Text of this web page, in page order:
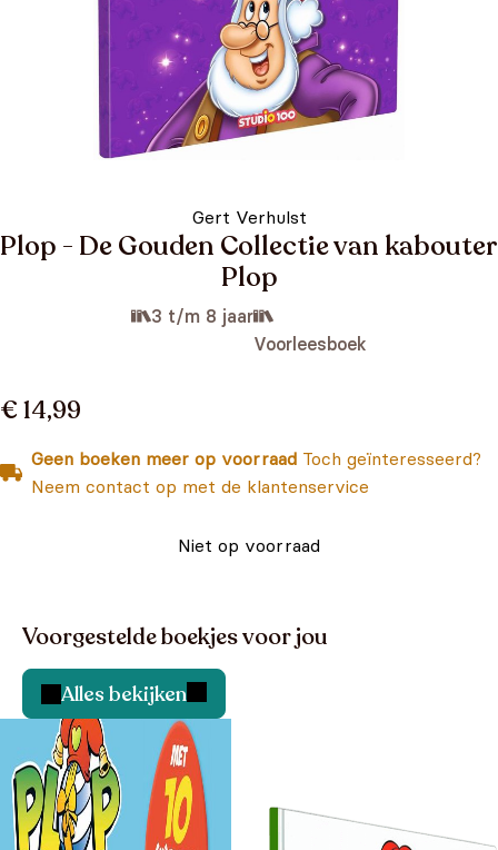
Gert Verhulst
Plop - De Gouden Collectie van kabouter
Plop
3 t/m 8 jaar
Voorleesboek
€ 14,99
Geen boeken meer op voorraad Toch geïnteresseerd?
Neem contact op met de klantenservice
Niet op voorraad
Voorgestelde boekjes voor jou
Alles bekijken